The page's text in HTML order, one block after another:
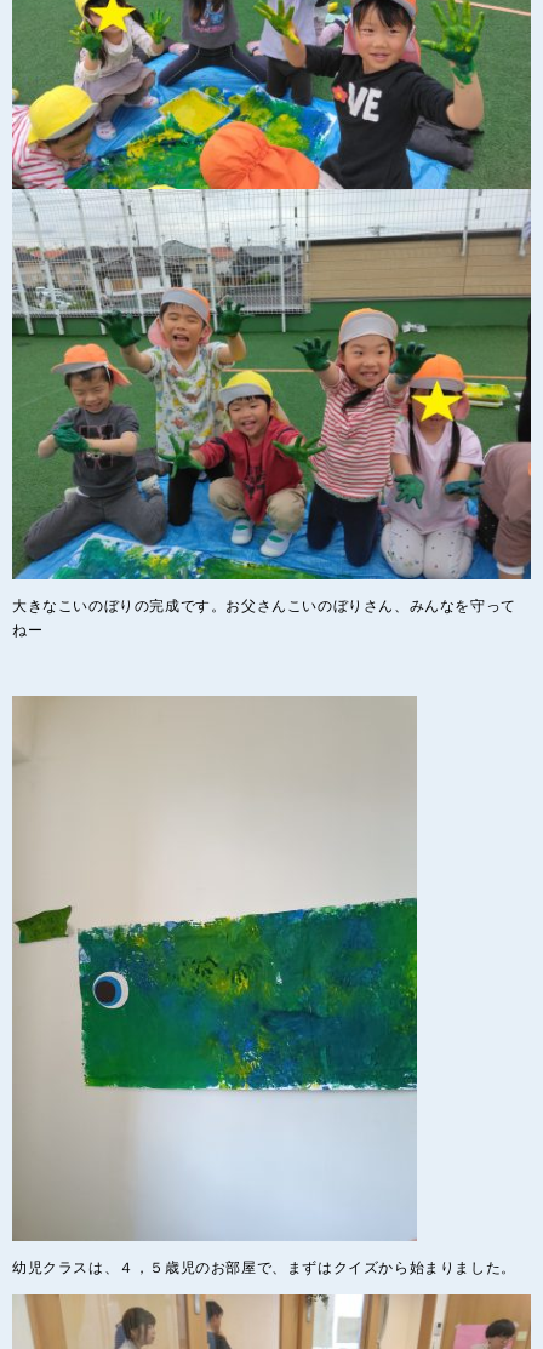
大きなこいのぼりの完成です。お父さんこいのぼりさん、みんなを守って
ねー
幼児クラスは、４，５歳児のお部屋で、まずはクイズから始まりました。